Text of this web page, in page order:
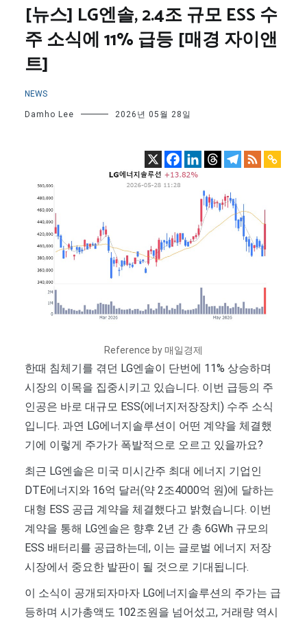
[뉴스] LG엔솔, 2.4조 규모 ESS 수
주 소식에 11% 급등 [매경 자이앤
트]
NEWS
Damho Lee 2026년 05월 28일
Reference by 매일경제
한때 침체기를 겪던 LG엔솔이 단번에 11% 상승하며
시장의 이목을 집중시키고 있습니다. 이번 급등의 주
인공은 바로 대규모 ESS(에너지저장장치) 수주 소식
입니다. 과연 LG에너지솔루션이 어떤 계약을 체결했
기에 이렇게 주가가 폭발적으로 오르고 있을까요?
최근 LG엔솔은 미국 미시간주 최대 에너지 기업인
DTE에너지와 16억 달러(약 2조4000억 원)에 달하는
대형 ESS 공급 계약을 체결했다고 밝혔습니다. 이번
계약을 통해 LG엔솔은 향후 2년 간 총 6GWh 규모의
ESS 배터리를 공급하는데, 이는 글로벌 에너지 저장
시장에서 중요한 발판이 될 것으로 기대됩니다.
이 소식이 공개되자마자 LG에너지솔루션의 주가는 급
등하며 시가총액도 102조원을 넘어섰고, 거래량 역시